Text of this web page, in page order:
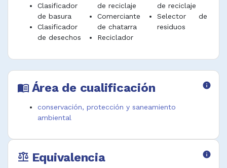
Clasificador
de basura
Clasificador
de desechos
de reciclaje
Comerciante
de chatarra
Reciclador
de reciclaje
Selector de
residuos
menu_book Área de cualificación info
conservación, protección y saneamiento
ambiental
balance Equivalencia info